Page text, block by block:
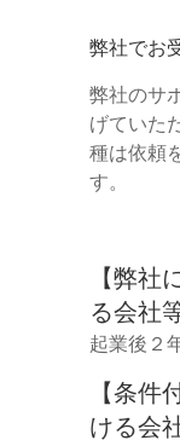
弊社でお
弊社のサ
げていた
種は依頼
す。
【弊
る会社
起業後２
【条
ける会